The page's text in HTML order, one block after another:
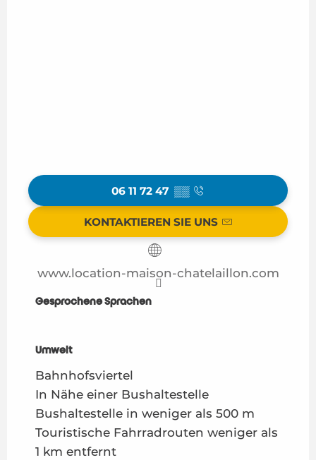
06 11 72 47 ▒▒
KONTAKTIEREN SIE UNS
www.location-maison-chatelaillon.com
Gesprochene Sprachen
Gesprochene Sprachen
Umwelt
Umwelt
Bahnhofsviertel
In Nähe einer Bushaltestelle
Bushaltestelle in weniger als 500 m
Touristische Fahrradrouten weniger als
1 km entfernt